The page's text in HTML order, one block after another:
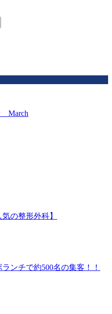
March
の整形外科】
ンチで約500名の集客！！